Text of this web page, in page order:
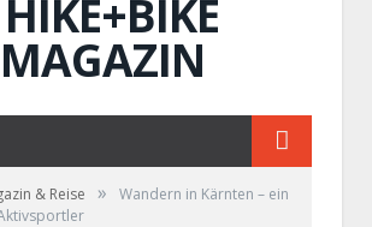
& Reise »
Wandern in Kärnten – ein